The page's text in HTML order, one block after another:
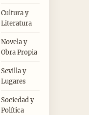
Cultura y
Literatura
Novela y
Obra Propia
Sevilla y
Lugares
Sociedad y
Política